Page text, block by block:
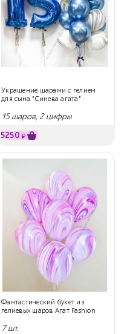
Украшение шарами с гелием
для сына "Синева агата"
15 шаров, 2 цифры
5250 ₽
Фантастический букет из
гелиевых шаров Агат Fashion
7 шт.